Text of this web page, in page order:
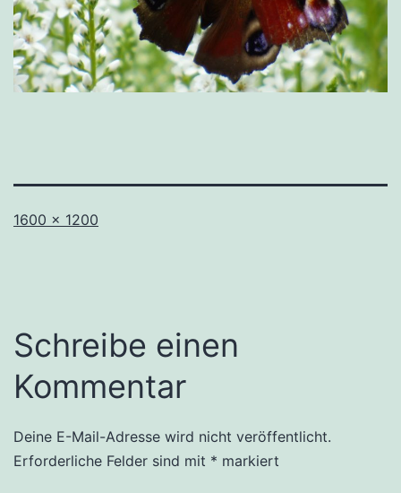
Originalgröße
1600 × 1200
Schreibe einen
Kommentar
Deine E-Mail-Adresse wird nicht veröffentlicht.
Erforderliche Felder sind mit * markiert